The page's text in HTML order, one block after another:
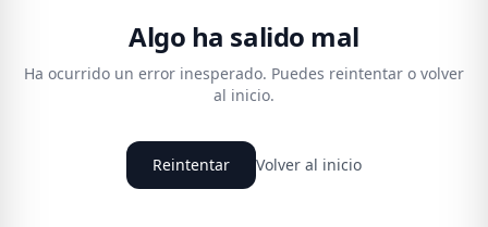
Algo ha salido mal
Ha ocurrido un error inesperado. Puedes reintentar o volver
al inicio.
Reintentar Volver al inicio